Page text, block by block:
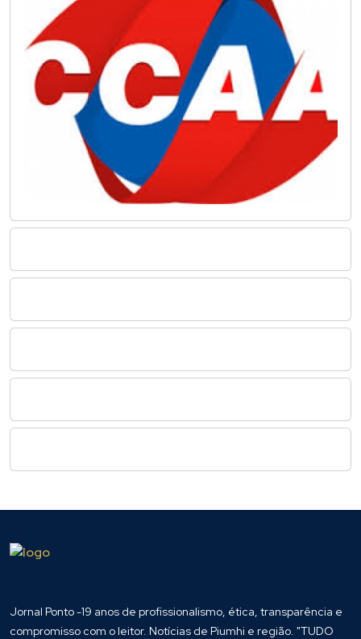
Jornal Ponto -19 anos de profissionalismo, ética, transparência e
compromisso com o leitor. Notícias de Piumhi e região. "TUDO